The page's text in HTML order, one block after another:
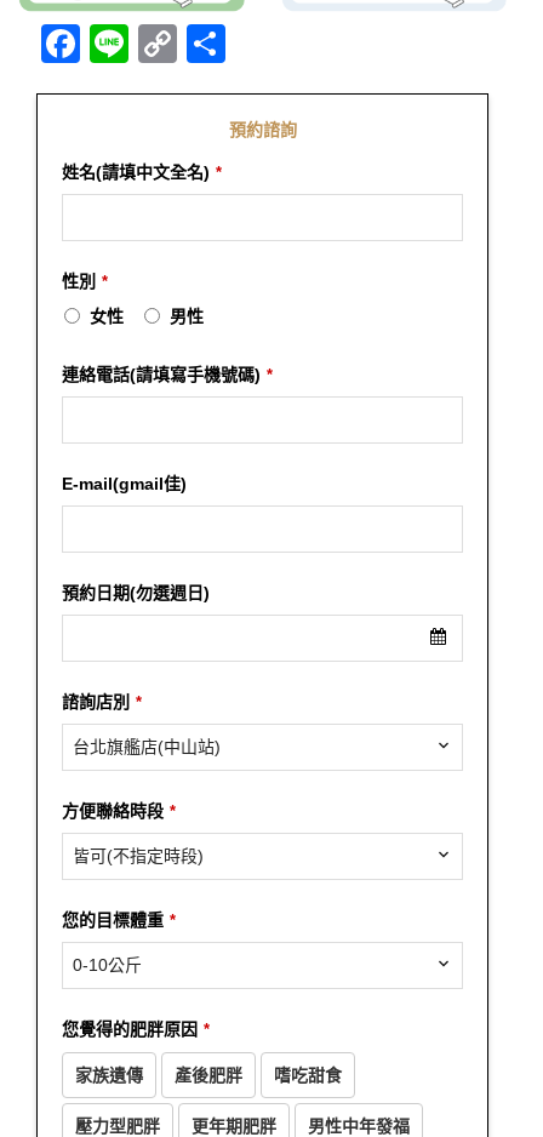
Facebook
LineCopy
Link
享
預約諮詢
姓名(請填中文全名) *
性別 *
女性 男性
連絡電話(請填寫手機號碼) *
E-mail(gmail佳)
預約日期(勿選週日)
諮詢店別 *
台北旗艦店(中山站)
方便聯絡時段 *
皆可(不指定時段)
您的目標體重 *
0-10公斤
您覺得的肥胖原因 *
家族遺傳 產後肥胖 嗜吃甜食
壓力型肥胖 更年期肥胖 男性中年發福